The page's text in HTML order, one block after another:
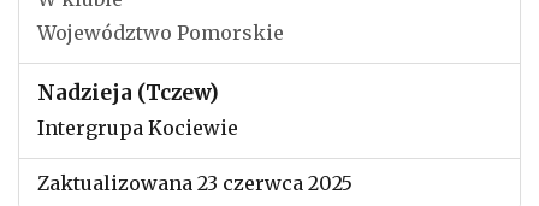
Województwo Pomorskie
Nadzieja (Tczew)
Intergrupa Kociewie
Zaktualizowana 23 czerwca 2025